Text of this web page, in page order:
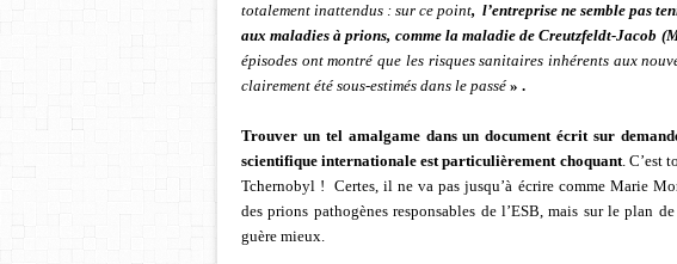
totalement inattendus : sur ce point, l’entreprise ne semble pas
aux maladies à prions, comme la maladie de Creutzfeldt-Jacob
épisodes ont montré que les risques sanitaires inhérents aux
clairement été sous-estimés dans le passé » .
Trouver un tel amalgame dans un document écrit sur
scientifique internationale est particulièrement choquant. C’est
Tchernobyl ! Certes, il ne va pas jusqu’à écrire comme Marie
des prions pathogènes responsables de l’ESB, mais sur le plan
guère mieux.